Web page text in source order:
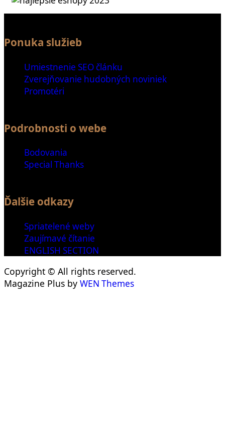
Ponuka služieb
Umiestnenie SEO článku
Zverejňovanie hudobných noviniek
Promotéri
Podrobnosti o webe
Bodovania
Special Thanks
Ďalšie odkazy
Spriatelené weby
Zaujímavé čítanie
ENGLISH SECTION
Copyright © All rights reserved.
Magazine Plus by WEN Themes